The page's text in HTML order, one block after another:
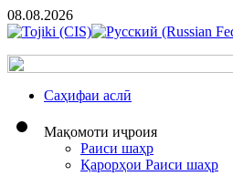
08.08.2026
Cаҳифаи аслӣ
Мақомоти иҷроия
Раиси шаҳр
Қарорҳои Раиси шаҳр